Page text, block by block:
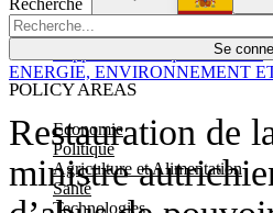
Se
POLICY AREAS
Economie
Politique
Agriculture et Alimentation
Santé
Technologies
Économie
Restauration de
ministre
ENERGIE, ENVIRONNEMENT